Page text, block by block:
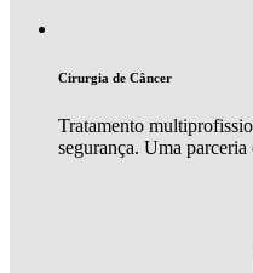
Cirurgia de Câncer
Tratamento
segurança. Uma parceria